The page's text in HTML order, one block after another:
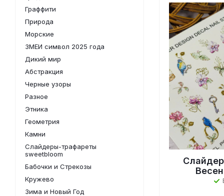
Граффити
Природа
Морские
ЗМЕИ символ 2025 года
Дикий мир
Абстракция
Черные узоры
Разное
Этника
Геометрия
Камни
Слайдеры-трафареты
sweetbloom
Бабочки и Стрекозы
Кружево
Зима и Новый Год